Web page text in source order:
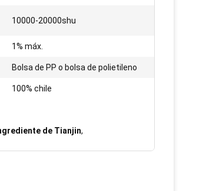
10000-20000shu
1% máx.
Bolsa de PP o bolsa de polietileno
100% chile
de Tianjin,